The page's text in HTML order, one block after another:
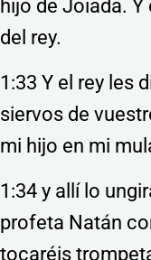
hijo de Joiada.
del rey.
1:33 Y el rey les
siervos de
mi hijo en mi
1:34 y allí lo
profeta Natán
tocaréis